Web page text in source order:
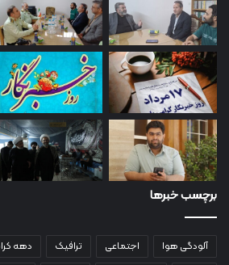
برچسب خبرها
آلودگی هوا اجتماعی ترافیک دهه